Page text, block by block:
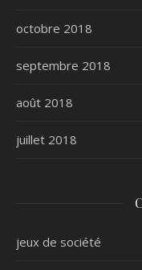
octobre 2018
septembre 2018
août 2018
juillet 2018
jeux de société